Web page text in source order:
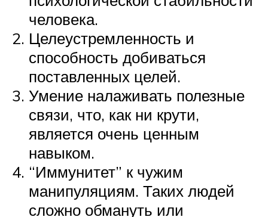
человека.
Целеустремленность и
способность добиваться
поставленных целей.
Умение налаживать полезные
связи, что, как ни крути,
является очень ценным
навыком.
“Иммунитет” к чужим
манипуляциям. Таких людей
сложно обмануть или